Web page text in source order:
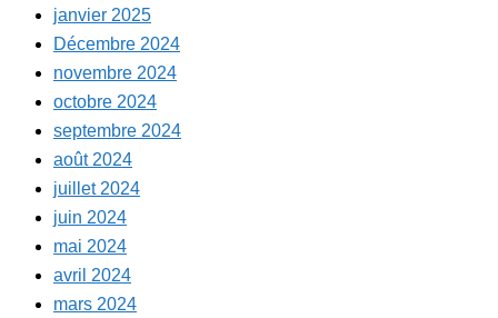
janvier 2025
Décembre 2024
novembre 2024
octobre 2024
septembre 2024
août 2024
juillet 2024
juin 2024
mai 2024
avril 2024
mars 2024